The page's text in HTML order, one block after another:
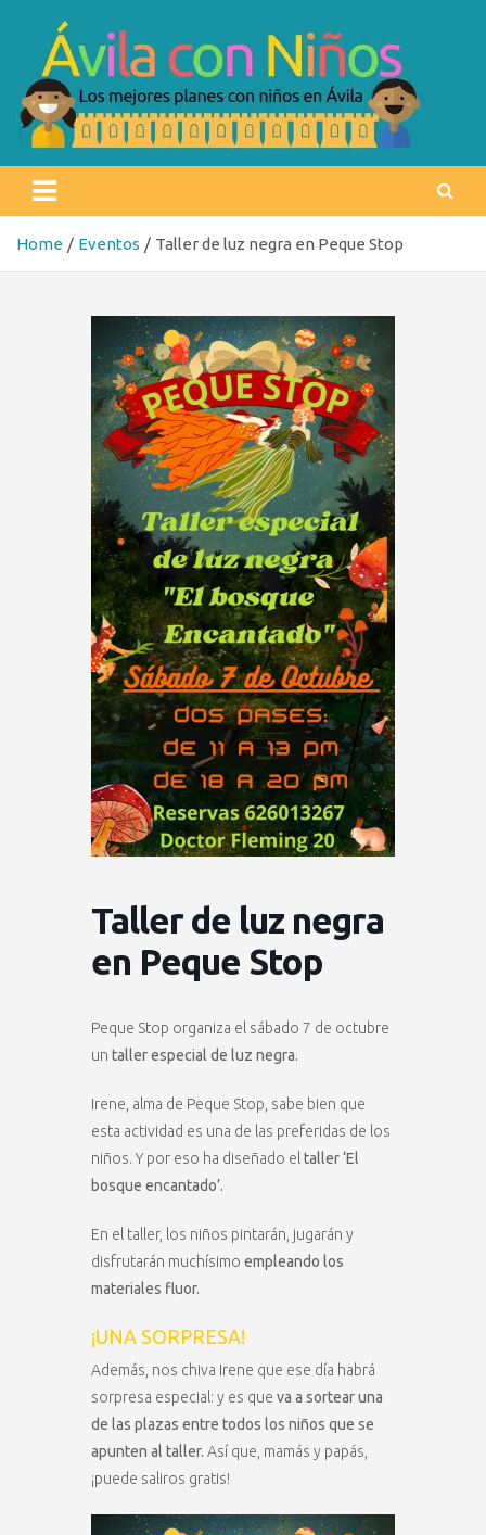
content
Ávila con niños
Home Eventos Taller de luz negra en Peque Stop
Taller de luz negra
en Peque Stop
Peque Stop organiza el sábado 7 de octubre
un taller especial de luz negra.
Irene, alma de Peque Stop, sabe bien que
esta actividad es una de las preferidas de los
niños. Y por eso ha diseñado el taller ‘El
bosque encantado’.
En el taller, los niños pintarán, jugarán y
disfrutarán muchísimo empleando los
materiales fluor.
¡UNA SORPRESA!
Además, nos chiva Irene que ese día habrá
sorpresa especial: y es que va a sortear una
de las plazas entre todos los niños que se
apunten al taller. Así que, mamás y papás,
¡puede saliros gratis!